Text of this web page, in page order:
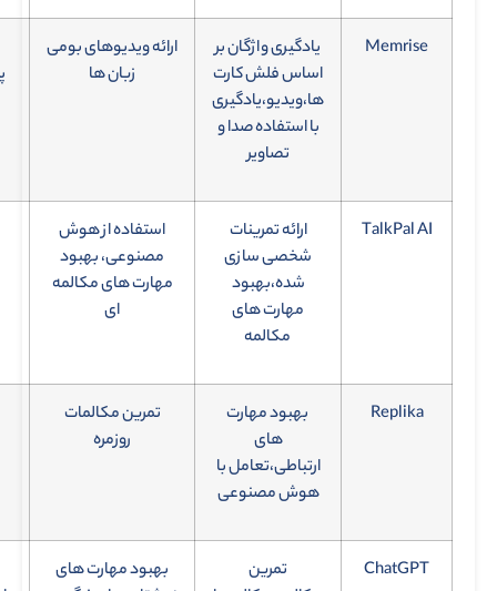
Memrise
یادگیری واژگان بر
اساس فلش کارت
ها،ویدیو،یادگیری
با استفاده صدا و
تصاویر
ارائه ویدیوهای بومی
زبان ها
TalkPal AI
ارائه تمرینات
شخصی سازی
شده،بهبود
مهارت های
مکالمه
استفاده از هوش
مصنوعی، بهبود
مهارت های مکالمه
ای
Replika
بهبود مهارت
های
ارتباطی،تعامل با
هوش مصنوعی
تمرین مکالمات
روزمره
ChatGPT
تمرین
بهبود مهارت های